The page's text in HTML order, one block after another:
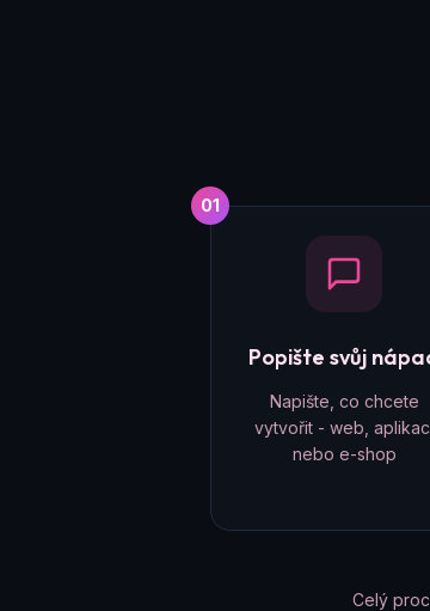
01
Popište svůj
Napište, co chcete
vytvořit - web,
nebo e-shop
Celý